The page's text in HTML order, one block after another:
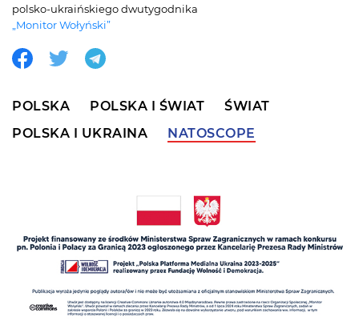
polsko-ukraińskiego dwutygodnika
„Monitor Wołyński”
POLSKA POLSKA I ŚWIAT
ŚWIAT
POLSKA I UKRAINA
NATOSCOPE